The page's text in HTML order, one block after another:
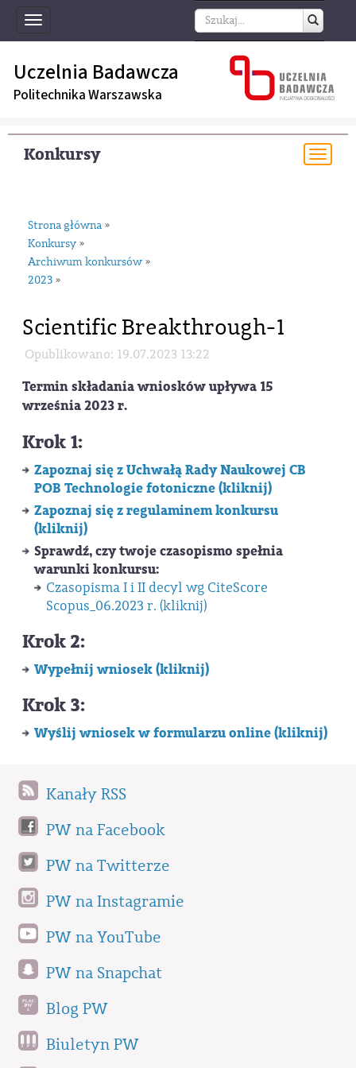
Toggle
navigation
Uczelnia Badawcza
Politechnika Warszawska
Konkursy
Strona główna »
Konkursy »
Archiwum konkursów »
2023 »
Scientific Breakthrough-1
Opublikowano: 19.07.2023 13:22
Termin składania wniosków upływa 15
września 2023 r.
Krok 1:
Zapoznaj się z Uchwałą Rady Naukowej CB
POB Technologie fotoniczne (kliknij)
Zapoznaj się z regulaminem konkursu
(kliknij)
Sprawdź, czy twoje czasopismo spełnia
warunki konkursu:
Czasopisma I i II decyl wg CiteScore
Scopus_06.2023 r. (kliknij)
Krok 2:
Wypełnij wniosek(kliknij)
Krok 3:
Wyślij wniosek w formularzu online (kliknij)
Kanały RSS
PW na Facebook
PW na Twitterze
PW na Instagramie
PW na YouTube
PW na Snapchat
Blog PW
Biuletyn PW